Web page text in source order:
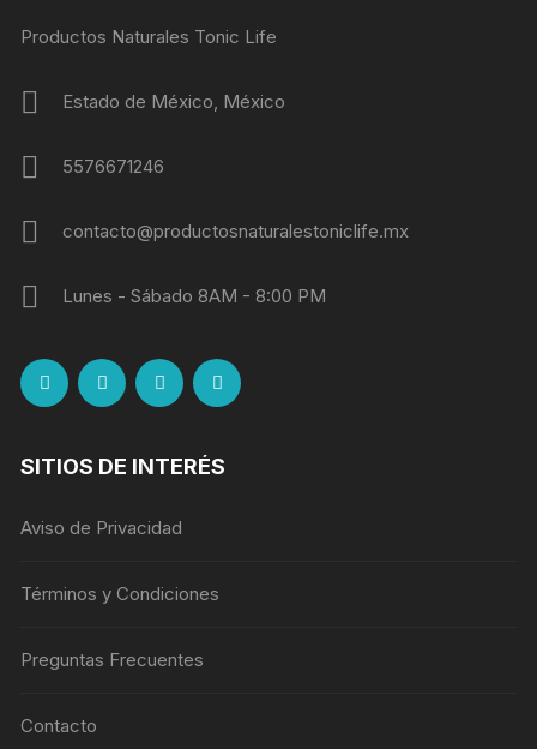
Productos Naturales Tonic Life
Estado de México, México
5576671246
contacto@productosnaturalestoniclife.mx
Lunes - Sábado 8AM - 8:00 PM
SITIOS DE INTERÉS
Aviso de Privacidad
Términos y Condiciones
Preguntas Frecuentes
Contacto